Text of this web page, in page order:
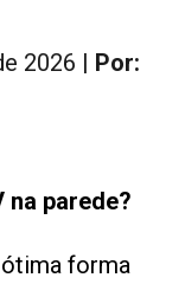
2026 | Por:
na parede?
ótima forma